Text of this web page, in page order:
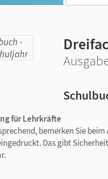
für Lehrkräfte
bemerken Sie
Das gibt